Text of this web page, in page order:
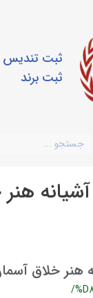
ثبت تندیس
ثبت برند
هنر
هنر خلاق
/